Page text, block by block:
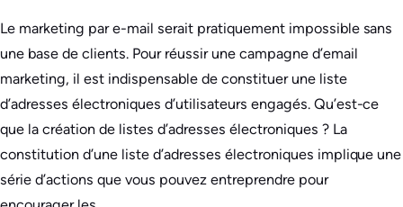
Le marketing par e-mail serait pratiquement impossible sans
une base de clients. Pour réussir une campagne d’email
marketing, il est indispensable de constituer une liste
d’adresses électroniques d’utilisateurs engagés. Qu’est-ce
que la création de listes d’adresses électroniques ? La
constitution d’une liste d’adresses électroniques implique une
série d’actions que vous pouvez entreprendre pour